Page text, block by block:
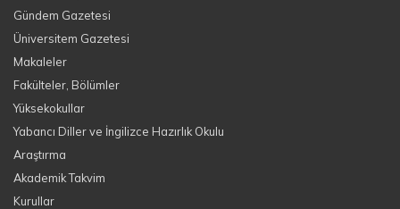
Gündem Gazetesi
Üniversitem Gazetesi
Makaleler
Fakülteler, Bölümler
Yüksekokullar
Yabancı Diller ve İngilizce Hazırlık Okulu
Araştırma
Akademik Takvim
Kurullar